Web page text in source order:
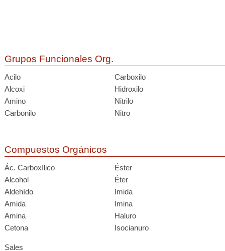
Grupos Funcionales Org.
Acilo
Carboxilo
Alcoxi
Hidroxilo
Amino
Nitrilo
Carbonilo
Nitro
Compuestos Orgánicos
Ác. Carboxílico
Éster
Alcohol
Éter
Aldehído
Imida
Amida
Imina
Amina
Haluro
Cetona
Isocianuro
Sales